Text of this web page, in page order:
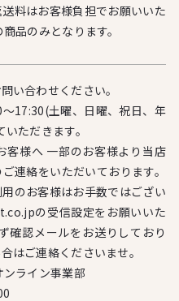
料はお客様負担でお願いいた
品のみとなります。
い合わせください。
17:30(土曜、日曜、祝日、年
ただきます。
客様へ 一部のお客様より当店
連絡をいただいております。
のお客様はお手数ではござい
の受信設定をお願いいた
確認メールをお送りしており
はご連絡くださいませ。
ライン事業部